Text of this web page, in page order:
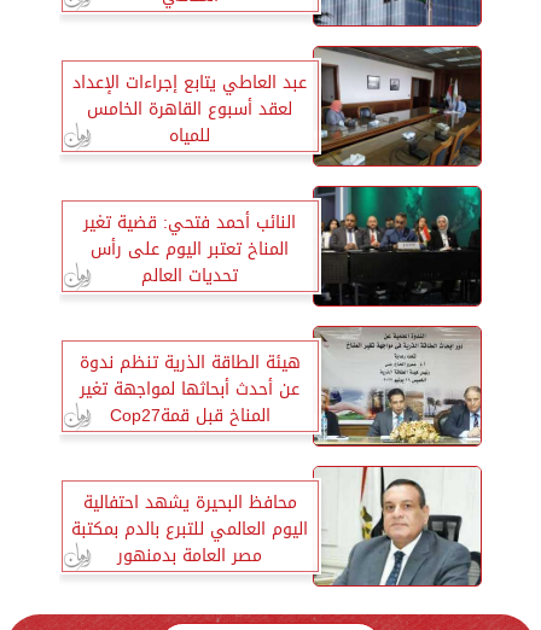
عبد العاطي يتابع إجراءات الإعداد
لعقد أسبوع القاهرة الخامس
للمياه
النائب أحمد فتحي: قضية تغير
المناخ تعتبر اليوم على رأس
تحديات العالم
هيئة الطاقة الذرية تنظم ندوة
عن أحدث أبحاثها لمواجهة تغير
المناخ قبل قمةCop27
محافظ البحيرة يشهد احتفالية
اليوم العالمي للتبرع بالدم بمكتبة
مصر العامة بدمنهور